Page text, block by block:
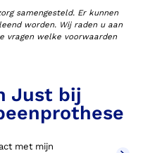
samengesteld. Er kunnen
worden. Wij raden u aan
vragen welke voorwaarden
Just bij
met mijn